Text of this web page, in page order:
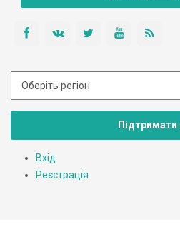
Підтримати
Вхід
Реєстрація